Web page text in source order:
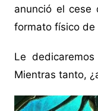
anunció el cese
formato físico de
Le
Mientras tanto,